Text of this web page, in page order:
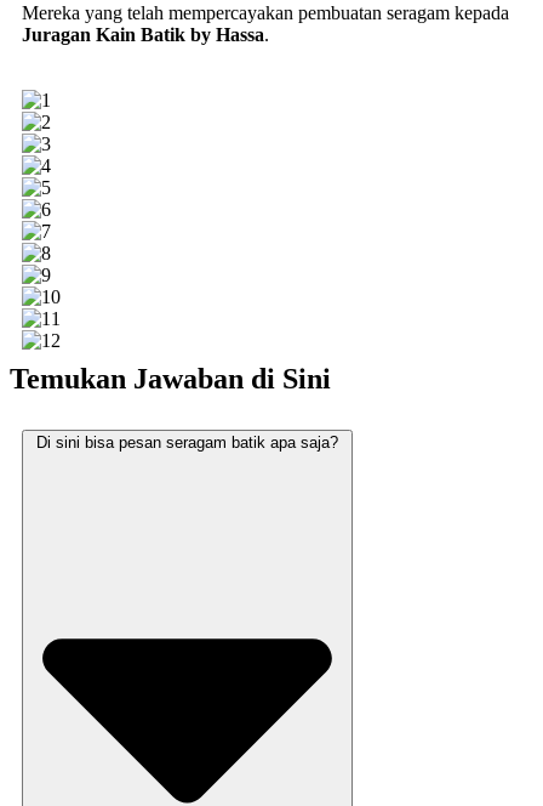
Mereka yang telah mempercayakan pembuatan seragam kepada
Juragan Kain Batik by Hassa.
Temukan Jawaban di Sini
Di sini bisa pesan seragam batik apa saja?